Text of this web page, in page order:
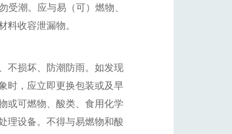
潮。应与易（可）燃物、
料收容泄漏物。
不损坏、防潮防雨。如发现
时，应立即更换包装或及早
或可燃物、酸类、食用化学
理设备。不得与易燃物和酸